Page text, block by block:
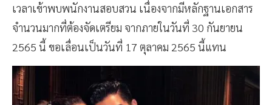
เวลาเข้าพบพนักงานสอบสวน เนื่องจากมีหลักฐานเอกสาร
จำนวนมากที่ต้องจัดเตรียม จากภายในวันที่ 30 กันยายน
2565 นี้ ขอเลื่อนเป็นวันที่ 17 ตุลาคม 2565 นี้แทน